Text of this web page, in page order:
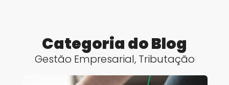
Categoria do Blog
Gestão Empresarial, Tributação